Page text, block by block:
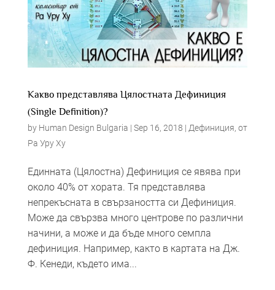
Какво представлява Цялостната Дефиниция
(Single Definition)?
by Human Design Bulgaria | Sep 16, 2018 | Дефиниция, от
Ра Уру Ху
Единната (Цялостна) Дефиниция се явява при
около 40% от хората. Тя представлява
непрекъсната в свързаността си Дефиниция.
Може да свързва много центрове по различни
начини, а може и да бъде много семпла
дефиниция. Например, както в картата на Дж.
Ф. Кенеди, където има...